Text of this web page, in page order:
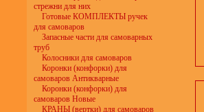
стрежни для них
Готовые КОМПЛЕКТЫ ручек
для самоваров
Запасные части для самоварных
труб
Колосники для самоваров
Коронки (конфорки) для
самоваров Антикварные
Коронки (конфорки) для
самоваров Новые
КРАНЫ (вертки) для самоваров